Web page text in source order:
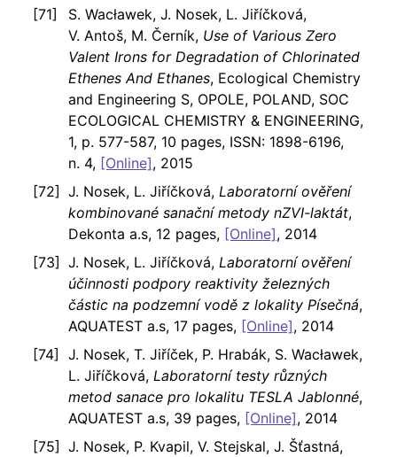
S. Wacławek, J. Nosek, L. Jiříčková,
V. Antoš, M. Černík, Use of Various Zero
Valent Irons for Degradation of Chlorinated
Ethenes And Ethanes, Ecological Chemistry
and Engineering S, OPOLE, POLAND, SOC
ECOLOGICAL CHEMISTRY & ENGINEERING,
1, p. 577-587, 10 pages, ISSN: 1898-6196,
n. 4, [Online], 2015
J. Nosek, L. Jiříčková, Laboratorní ověření
kombinované sanační metody nZVI-laktát,
Dekonta a.s, 12 pages, [Online], 2014
J. Nosek, L. Jiříčková, Laboratorní ověření
účinnosti podpory reaktivity železných
částic na podzemní vodě z lokality Písečná,
AQUATEST a.s, 17 pages, [Online], 2014
J. Nosek, T. Jiříček, P. Hrabák, S. Wacławek,
L. Jiříčková, Laboratorní testy různých
metod sanace pro lokalitu TESLA Jablonné,
AQUATEST a.s, 39 pages, [Online], 2014
J. Nosek, P. Kvapil, V. Stejskal, J. Šťastná,